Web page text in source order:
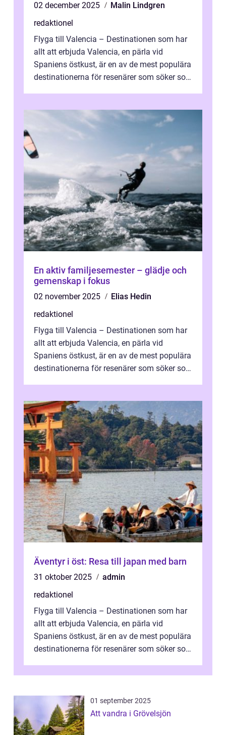
02 december 2025
Malin Lindgren
redaktionel
Flyga till Valencia – Destinationen som har
allt att erbjuda Valencia, en pärla vid
Spaniens östkust, är en av de mest populära
destinationerna för resenärer som söker sol,
En aktiv familjesemester – glädje och
gemenskap i fokus
02 november 2025
Elias Hedin
redaktionel
Flyga till Valencia – Destinationen som har
allt att erbjuda Valencia, en pärla vid
Spaniens östkust, är en av de mest populära
destinationerna för resenärer som söker sol,
Äventyr i öst: Resa till japan med barn
31 oktober 2025
admin
redaktionel
Flyga till Valencia – Destinationen som har
allt att erbjuda Valencia, en pärla vid
Spaniens östkust, är en av de mest populära
destinationerna för resenärer som söker sol,
01 september 2025
Att vandra i Grövelsjön